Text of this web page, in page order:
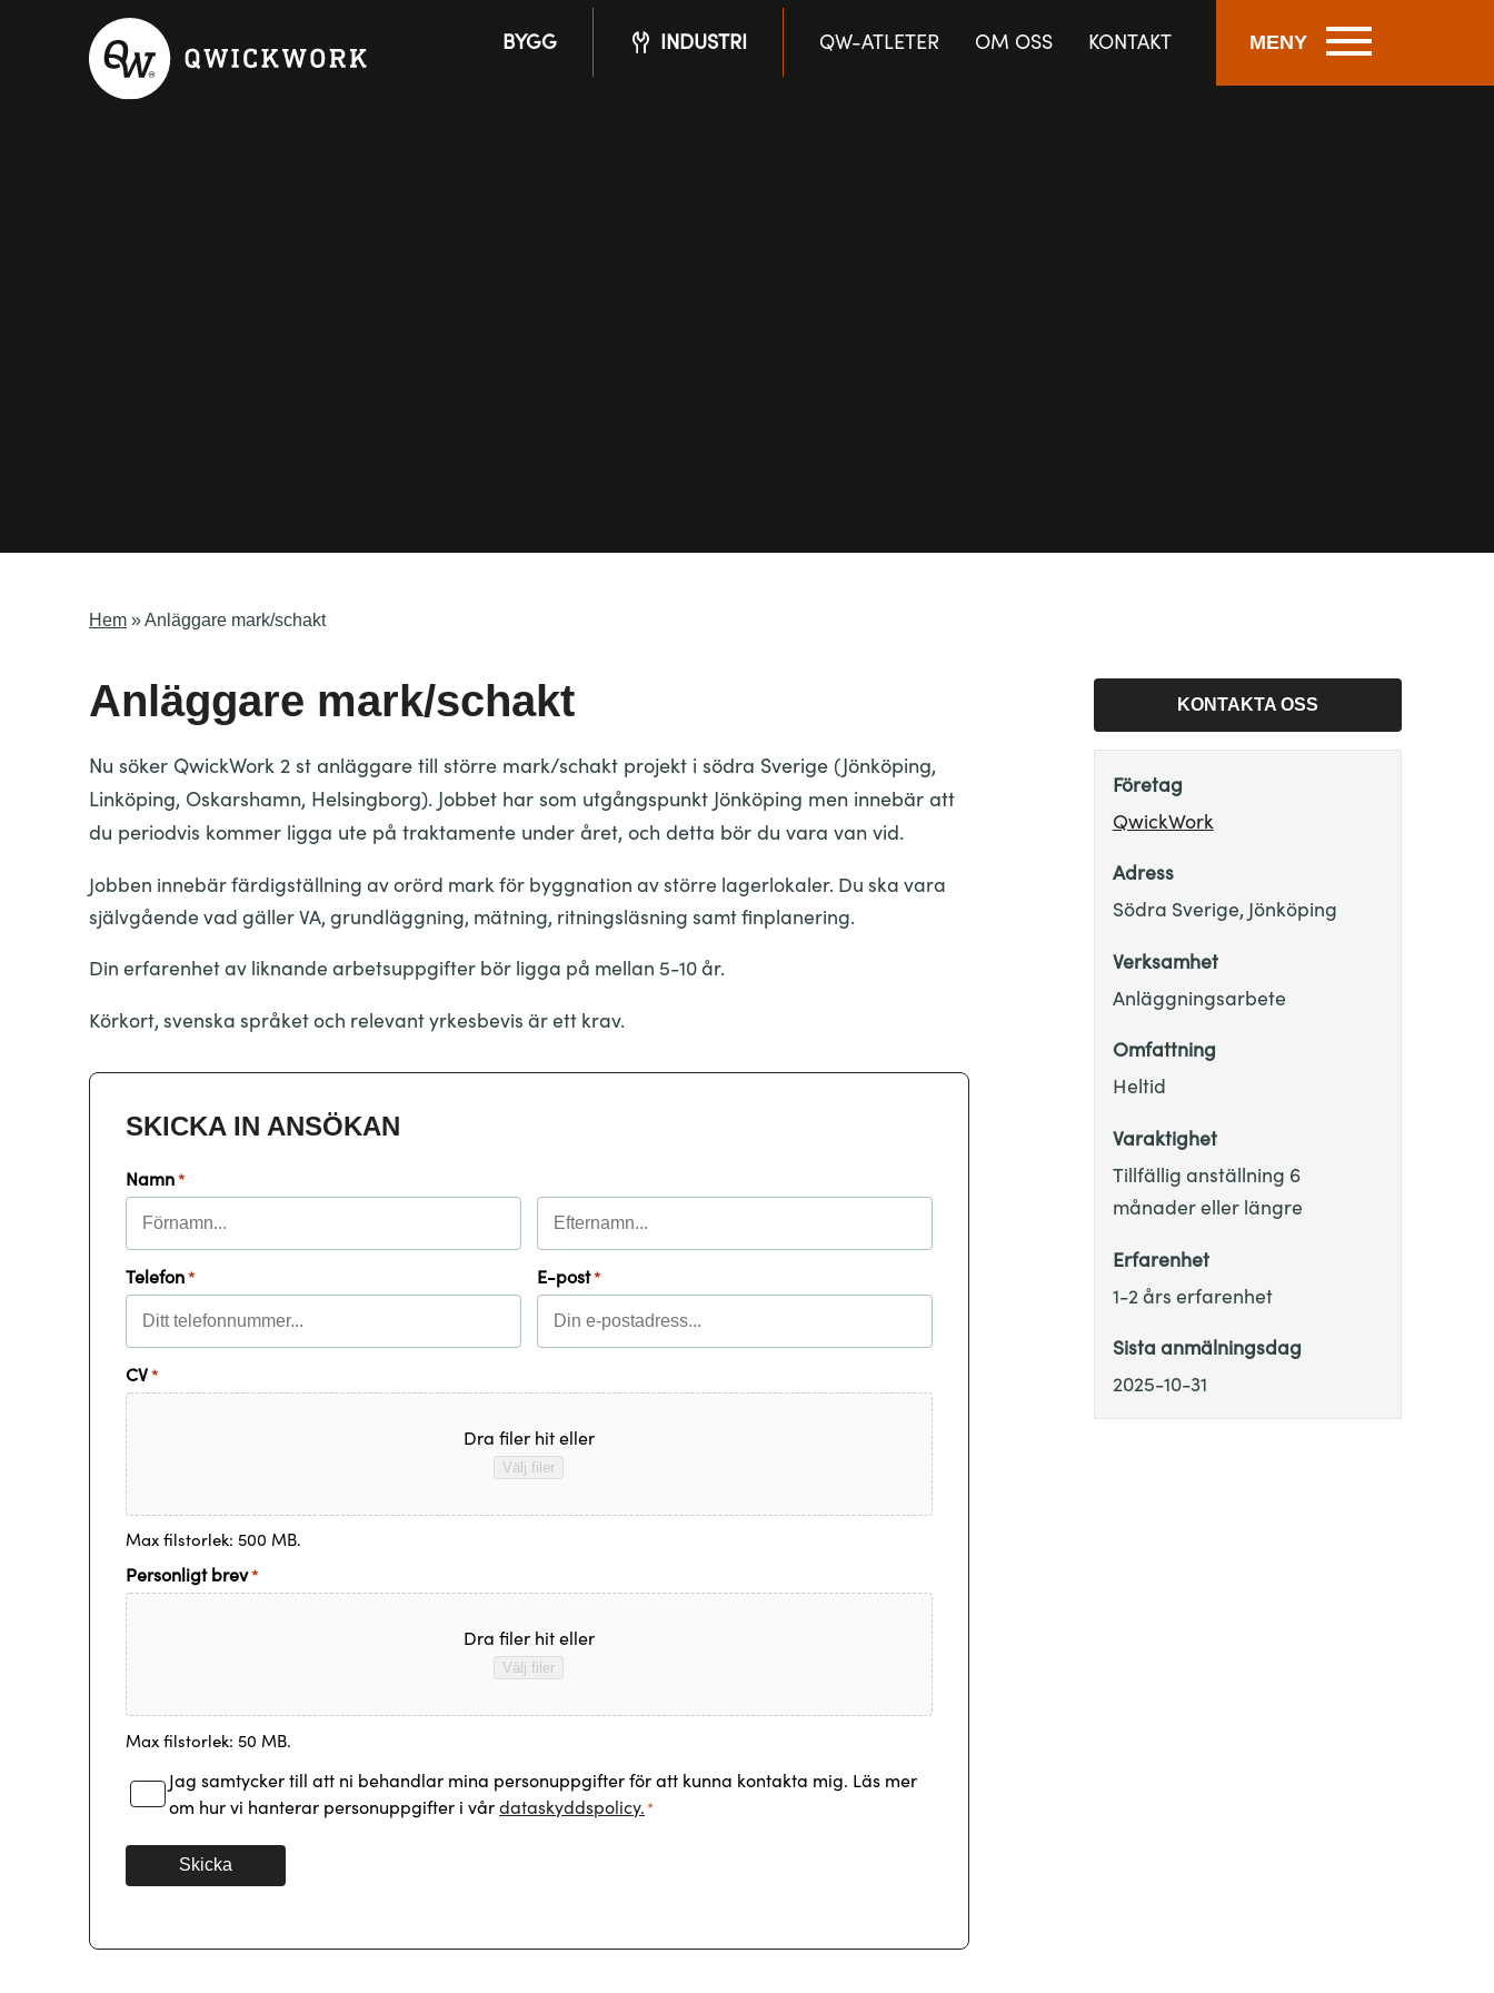
BYGG INDUSTRI QW-ATLETER OM OSS KONTAKT MENY
Hem »Anläggare mark/schakt
Anläggare mark/schakt
Nu söker QwickWork 2 st anläggare till större mark/schakt projekt i södra Sverige (Jönköping,
Linköping, Oskarshamn, Helsingborg). Jobbet har som utgångspunkt Jönköping men innebär att
du periodvis kommer ligga ute på traktamente under året, och detta bör du vara van vid.
Jobben innebär färdigställning av orörd mark för byggnation av större lagerlokaler. Du ska vara
självgående vad gäller VA, grundläggning, mätning, ritningsläsning samt finplanering.
Din erfarenhet av liknande arbetsuppgifter bör ligga på mellan 5-10 år.
Körkort, svenska språket och relevant yrkesbevis är ett krav.
SKICKA IN ANSÖKAN
Namn*
Telefon* E-post*
CV*
Dra filer hit eller
Välj filer
Max filstorlek: 500 MB.
Personligt brev*
Dra filer hit eller
Välj filer
Max filstorlek: 50 MB.
SamtyckeJag samtycker till att ni behandlar mina personuppgifter för att kunna kontakta mig. Läs mer
om hur vi hanterar personuppgifter i vårdataskyddspolicy.*
KONTAKTA OSS
Företag
QwickWork
Adress
Södra Sverige, Jönköping
Verksamhet
Anläggningsarbete
Omfattning
Heltid
Varaktighet
Tillfällig anställning 6
månader eller längre
Erfarenhet
1-2 års erfarenhet
Sista anmälningsdag
2025-10-31